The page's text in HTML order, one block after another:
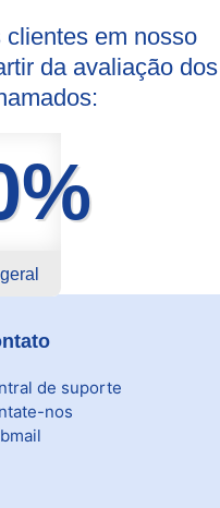
em nosso
da avaliação dos
de suporte
nos